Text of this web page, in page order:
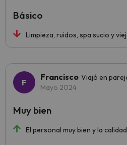
Limpieza, ruidos, spa sucio y
Básico
Francisco Viajó en
Mayo 2024
El personal muy bien y la
Muy bien